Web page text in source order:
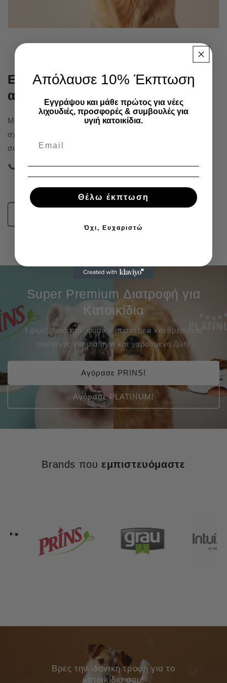
Είμαστε δίπλα σου για κάθε
απορία
Μη διστάσεις να μας καλέσεις για οποιαδήποτε απορία
σχετικά με τον καλύτερό σου φίλο. Οι έμπειροι
συνεργάτες μας θα σου λύσουν κάθε απορία.
📞 215 215 91 41
Super Premium Διατροφή για
Κατοικίδια
Υψηλή ποιότητα, φυσικά συστατικά και θρεπτικές
συνταγές για μια υγιή και χαρούμενη ζωή!
Αγόρασε PRINS!
Αγόρασε PLATINUM!
Brands που εμπιστευόμαστε
Bρες την ιδανική τροφή για το
κατοικίδιο σου!
Απόλαυσε 10% Έκπτωση
Εγγράψου και μάθε πρώτος για νέες
λιχουδιές, προσφορές & συμβουλές για
υγιή κατοικίδια.
Θέλω έκπτωση
Όχι, Ευχαριστώ